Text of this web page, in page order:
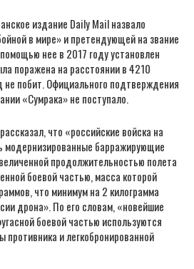
издание Daily Mail назвало
в мире» и претендующей на звание
нее в 2017 году установлен
поражена на расстоянии в 4210
не побит. Официального подтверждения
«Сумрака» не поступало.
что «российские войска на
модернизированные барражирующие
продолжительностью полета
боевой частью, масса которой
что минимум на 2 килограмма
дрона». По его словам, «новейшие
боевой частью используются
и легкобронированной